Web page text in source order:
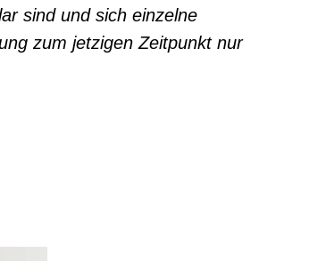
sind und sich einzelne
zum jetzigen Zeitpunkt nur